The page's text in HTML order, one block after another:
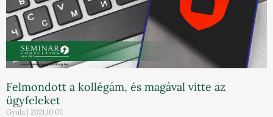
Felmondott a kollégám, és magával vitte az
ügyfeleket
Gyula 2021.10.07.